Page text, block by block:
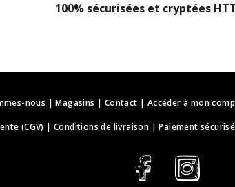
100% sécurisées et cryptées
nous |Magasins | Contact | Accéder à mon
(CGV) | Conditions de livraison |Paiement sécurisé